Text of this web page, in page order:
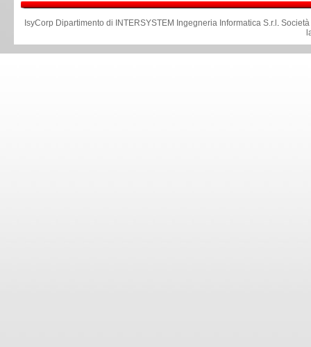
IsyCorp Dipartimento di INTERSYSTEM Ingegneria Informatica S.r.l .